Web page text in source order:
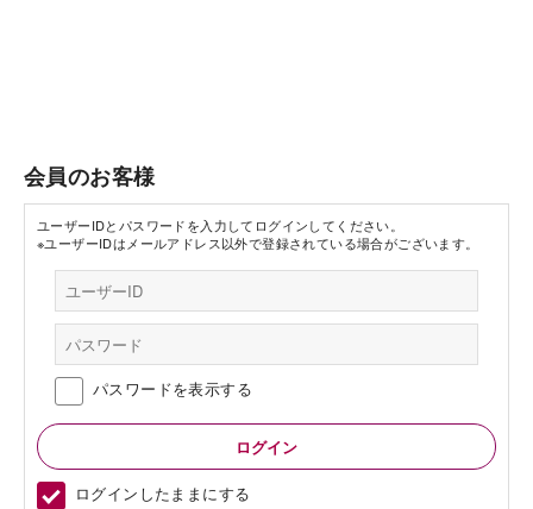
会員のお客様
ユーザーIDとパスワードを入力してログインしてください。
※ユーザーIDはメールアドレス以外で登録されている場合がございます。
パスワードを表示する
ログインしたままにする